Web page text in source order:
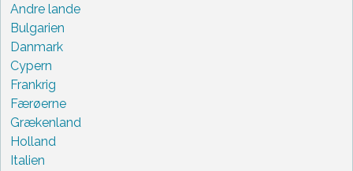
Andre lande
Bulgarien
Danmark
Cypern
Frankrig
Færøerne
Grækenland
Holland
Italien